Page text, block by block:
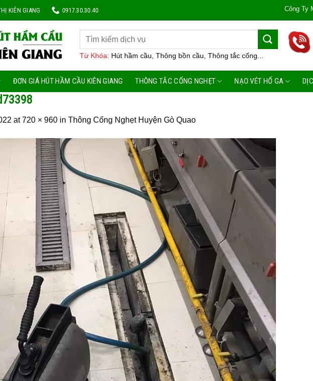
KIÊN GIANG 0917.30.30.40 Công Ty Môi
Từ Khóa: Hút hầm cầu, Thông bồn cầu, Thông tắc cống...
ĐƠN GIÁ HÚT HẦM CẦU KIÊN GIANG THÔNG TẮC CỐNG NGHẸT NẠO VÉT HỐ GA
at720 × 960 in Thông Cống Nghẹt Huyện Gò Quao